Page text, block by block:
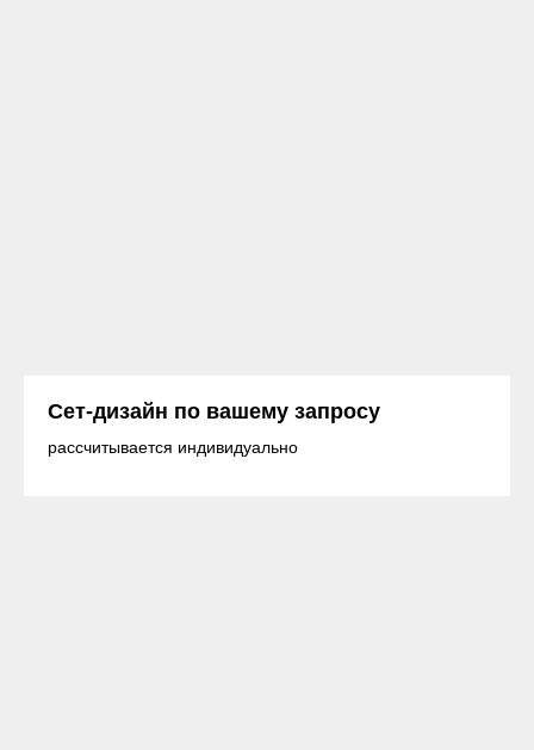
Сет-дизайн по вашему запросу
рассчитывается индивидуально